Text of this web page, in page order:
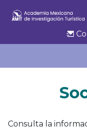
Consulta la